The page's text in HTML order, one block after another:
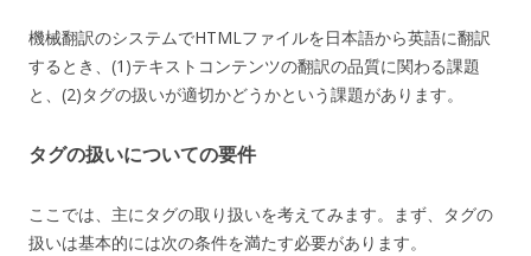
機械翻訳のシステムでHTMLファイルを日本語から英語に翻訳
するとき、(1)テキストコンテンツの翻訳の品質に関わる課題
と、(2)タグの扱いが適切かどうかという課題があります。
タグの扱いについての要件
ここでは、主にタグの取り扱いを考えてみます。まず、タグの
扱いは基本的には次の条件を満たす必要があります。